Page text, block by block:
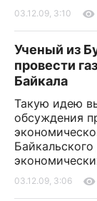
03.12.09, 3:10
Ученый из
провести
Байкала
Такую идею
обсуждения
03.12.09, 3:06